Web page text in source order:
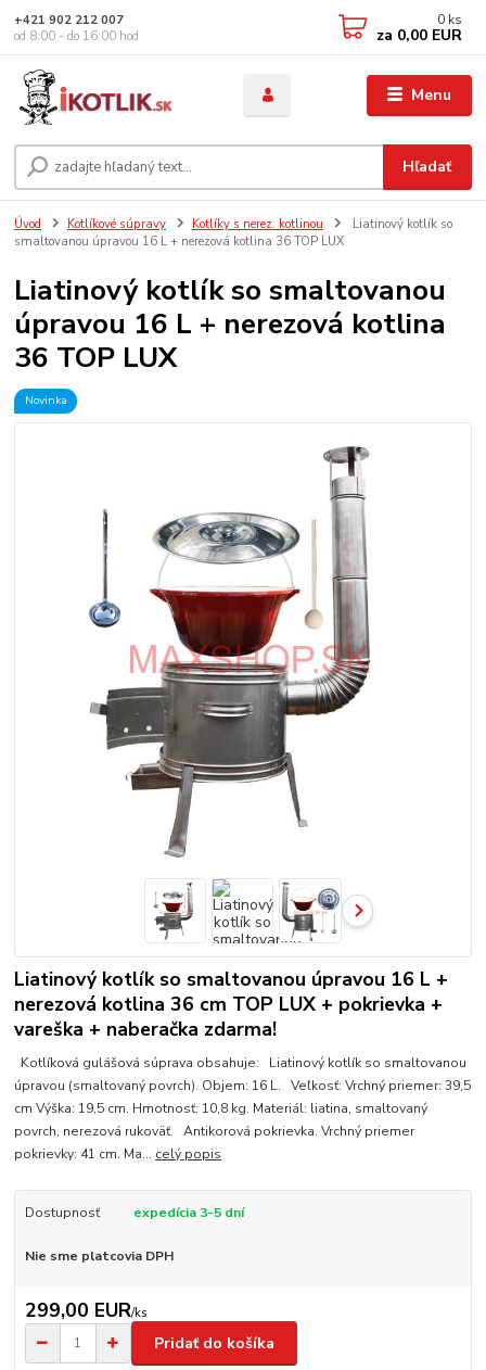
Menu
Hľadať
+421 902 212 007
od 8:00 - do 16:00 hod
0 ks
za 0,00 EUR
Úvod Kotlíkové súpravy Kotlíky s nerez. kotlinou
Liatinový kotlík so
smaltovanou úpravou 16 L + nerezová kotlina 36 TOP LUX
Liatinový kotlík so smaltovanou
úpravou 16 L + nerezová kotlina
36 TOP LUX
Novinka
Liatinový kotlík so smaltovanou úpravou 16 L +
nerezová kotlina 36 cm TOP LUX + pokrievka +
vareška + naberačka zdarma!
Kotlíková gulášová súprava obsahuje: Liatinový kotlík so smaltovanou
úpravou (smaltovaný povrch). Objem: 16 L. Veľkosť: Vrchný priemer: 39,5
cm Výška: 19,5 cm. Hmotnosť: 10,8 kg. Materiál: liatina, smaltovaný
povrch, nerezová rukoväť. Antikorová pokrievka. Vrchný priemer
pokrievky: 41 cm. Ma... celý popis
Dostupnosť expedícia 3-5 dní
Nie sme platcovia DPH
299,00 EUR/ks
Pridať do košíka